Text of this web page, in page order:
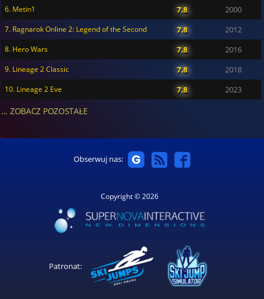
6. Metin1 7.8 2000
7. Ragnarok Online 2: Legend of the Second 7.8 2012
8. Hero Wars 7.8 2016
9. Lineage 2 Classic 7.8 2018
10. Lineage 2 Eve 7.8 2023
... ZOBACZ POZOSTAŁE
Obserwuj nas:
Copyright © 2026
Patronat: